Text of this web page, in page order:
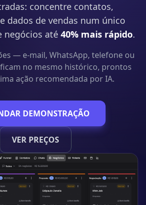
concentre contatos,
dados de vendas num único
negócios até 40% mais rápido.
— e-mail, WhatsApp, telefone ou
no mesmo histórico, prontos
ação recomendada por IA.
DEMONSTRAÇÃO
VER PREÇOS